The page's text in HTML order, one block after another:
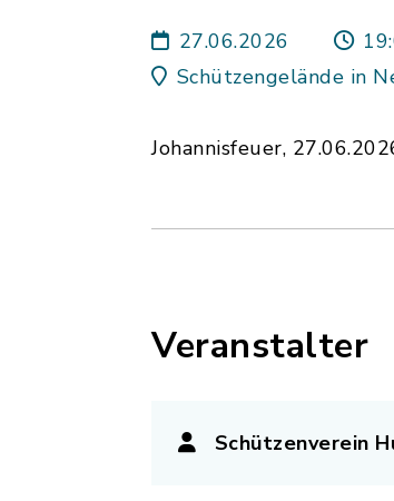
27.06.2026
Schützengelände in
Johannisfeuer,
Veranstalter
Schützenverein